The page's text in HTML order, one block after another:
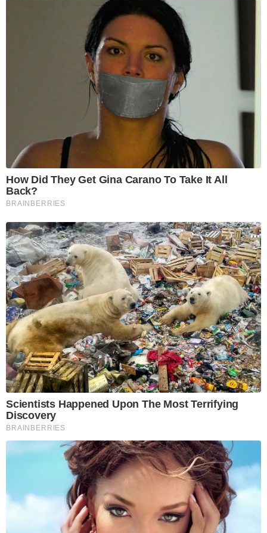
How Did They Get Gina Carano To Take It All
Back?
BRAINBERRIES
Scientists Happened Upon The Most Terrifying
Discovery
BRAINBERRIES